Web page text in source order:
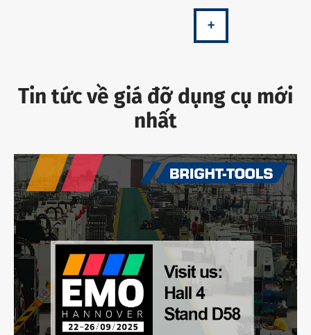
+
Tin tức về giá đỡ dụng cụ mới
nhất